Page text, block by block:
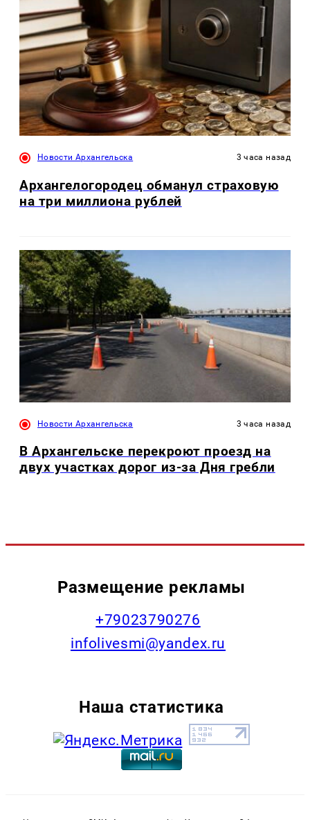
Новости Архангельска 3 часа назад
Архангелогородец обманул страховую
на три миллиона рублей
Новости Архангельска 3 часа назад
В Архангельске перекроют проезд на
двух участках дорог из-за Дня гребли
Размещение рекламы
+79023790276
infolivesmi@yandex.ru
Наша статистика